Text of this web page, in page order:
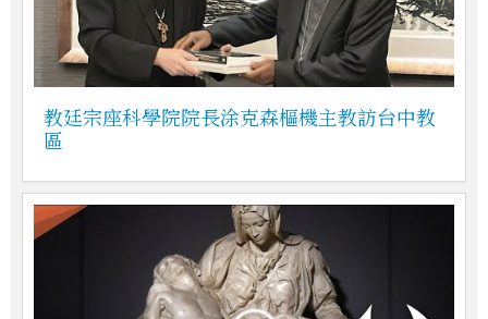
教廷宗座科學院院長涂克森樞機主教訪台中教
區